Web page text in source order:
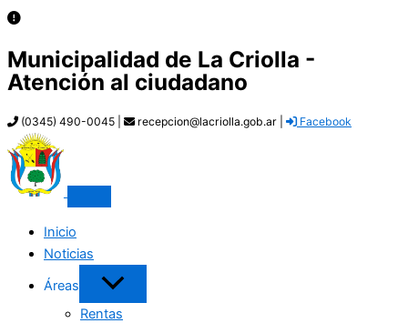
Municipalidad de La Criolla -
Atención al ciudadano
(0345) 490-0045 | recepcion@lacriolla.gob.ar | Facebook
Inicio
Noticias
Áreas
Rentas